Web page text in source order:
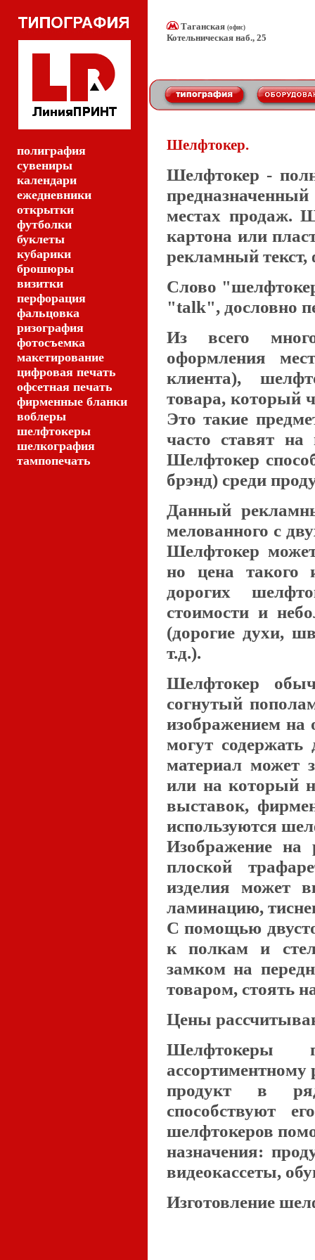
полиграфия
сувениры
календари
ежедневники
открытки
футболки
буклеты
кубарики
брошюры
визитки
перфорация
фальцовка
ризография
фотосъемка
макетирование
цифровая печать
офсетная печать
фирменные бланки
воблеры
шелфтокеры
шелкография
тампопечать
Таганская (офис)
Котельническая наб., 25
Шелфтокер.
Шелфтокер -
местах продаж.
картона или
рекламный
Слово
"talk", дословно
Из всего
оформления
клиента),
товара, который
Это такие
часто ставят на
Шелфтокер
брэнд) среди
Данный
мелованного с
Шелфтокер
но цена такого
дорогих
стоимости и
(дорогие духи,
т.д.).
Шелфтокер
согнутый
изображением на
могут содержать
материал может
или на который
выставок,
используются
Изображение на
плоской
изделия может
ламинацию,
С помощью
к полкам и
замком на
товаром, стоять
Цены
Шелфтокеры
продукт в
способствуют
шелфтокеров
назначения:
видеокассеты,
Изготовление